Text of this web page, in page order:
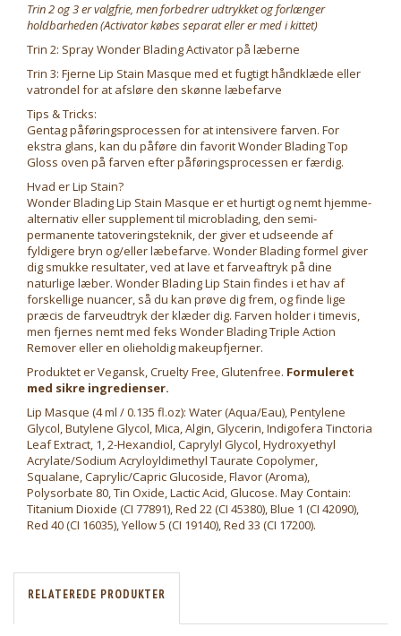
Trin 2 og 3 er valgfrie, men forbedrer udtrykket og forlænger
holdbarheden (Activator købes separat eller er med i kittet)
Trin 2: Spray Wonder Blading Activator på læberne
Trin 3: Fjerne Lip Stain Masque med et fugtigt håndklæde eller
vatrondel for at afsløre den skønne læbefarve
Tips & Tricks:
Gentag påføringsprocessen for at intensivere farven. For
ekstra glans, kan du påføre din favorit Wonder Blading Top
Gloss oven på farven efter påføringsprocessen er færdig.
Hvad er Lip Stain?
Wonder Blading Lip Stain Masque er et hurtigt og nemt hjemme-
alternativ eller supplement til microblading, den semi-
permanente tatoveringsteknik, der giver et udseende af
fyldigere bryn og/eller læbefarve. Wonder Blading formel giver
dig smukke resultater, ved at lave et farveaftryk på dine
naturlige læber. Wonder Blading Lip Stain findes i et hav af
forskellige nuancer, så du kan prøve dig frem, og finde lige
præcis de farveudtryk der klæder dig. Farven holder i timevis,
men fjernes nemt med feks Wonder Blading Triple Action
Remover eller en olieholdig makeupfjerner.
Produktet er Vegansk, Cruelty Free, Glutenfree. Formuleret
med sikre ingredienser.
Lip Masque (4 ml / 0.135 fl.oz): Water (Aqua/Eau), Pentylene
Glycol, Butylene Glycol, Mica, Algin, Glycerin, Indigofera Tinctoria
Leaf Extract, 1, 2-Hexandiol, Caprylyl Glycol, Hydroxyethyl
Acrylate/Sodium Acryloyldimethyl Taurate Copolymer,
Squalane, Caprylic/Capric Glucoside, Flavor (Aroma),
Polysorbate 80, Tin Oxide, Lactic Acid, Glucose. May Contain:
Titanium Dioxide (CI 77891), Red 22 (CI 45380), Blue 1 (CI 42090),
Red 40 (CI 16035), Yellow 5 (CI 19140), Red 33 (CI 17200).
RELATEREDE PRODUKTER